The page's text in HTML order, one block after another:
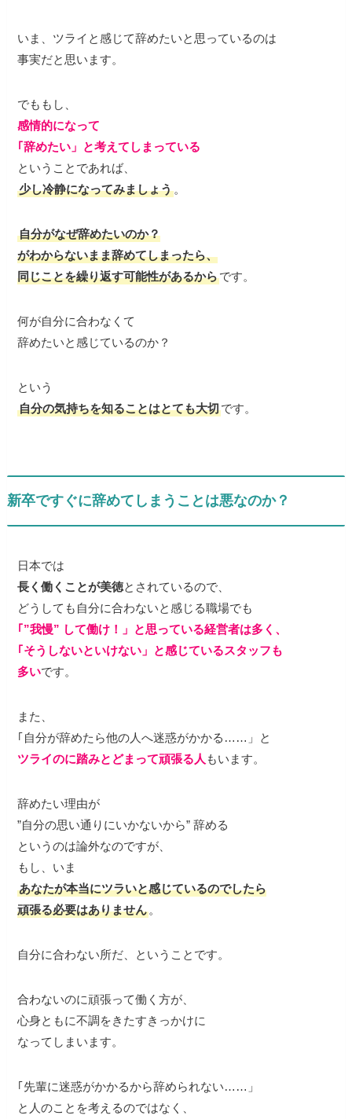
いま、ツライと感じて辞めたいと思っているのは
事実だと思います。
でももし、
感情的になって
｢辞めたい」と考えてしまっている
ということであれば、
少し冷静になってみましょう 。
自分がなぜ辞めたいのか？
がわからないまま辞めてしまったら、
同じことを繰り返す可能性があるからです。
何が自分に合わなくて
辞めたいと感じているのか？
という
自分の気持ちを知ることはとても大切です。
新卒ですぐに辞めてしまうことは悪なのか？
日本では
長く働くことが美徳とされているので、
どうしても自分に合わないと感じる職場でも
｢”我慢” して働け！」と思っている経営者は多く、
｢そうしないといけない」と感じているスタッフも
多いです。
また、
｢自分が辞めたら他の人へ迷惑がかかる… …」と
ツライのに踏みとどまって頑張る人 もいます。
辞めたい理由が
”自分の思い通りにいかないから” 辞める
というのは論外なのですが、
もし、いま
あなたが本当にツラいと感じているのでしたら
頑張る必要はありません 。
自分に合わない所だ、ということです。
合わないのに頑張って働く方が、
心身ともに不調をきたすきっかけに
なってしまいます。
｢先輩に迷惑がかかるから辞められない… …」
と人のことを考えるのではなく、